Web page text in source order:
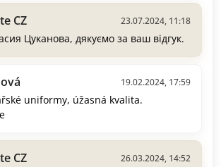
CZ 23.07.2024, 11:18
Цуканова, дякуємо за ваш відгук.
19.02.2024, 17:59
uniformy, úžasná kvalita.
CZ 26.03.2024, 14:52